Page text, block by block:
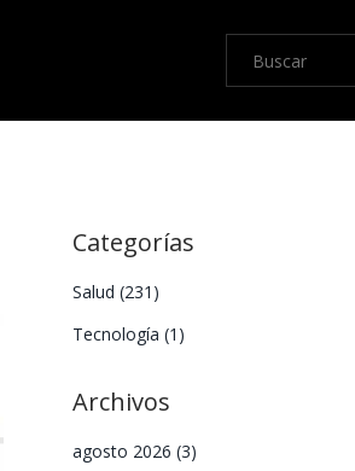
Categorías
Salud (231)
Tecnología (1)
Archivos
agosto 2026 (3)